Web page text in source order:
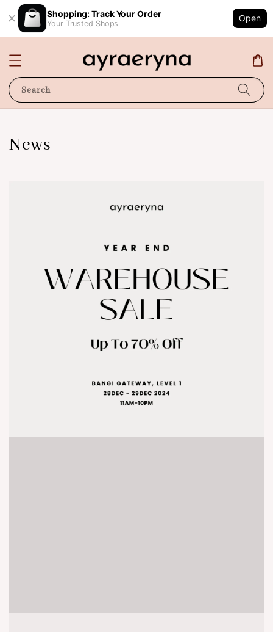
Shopping: Track Your Order
Your Trusted Shops
Open
Search
News